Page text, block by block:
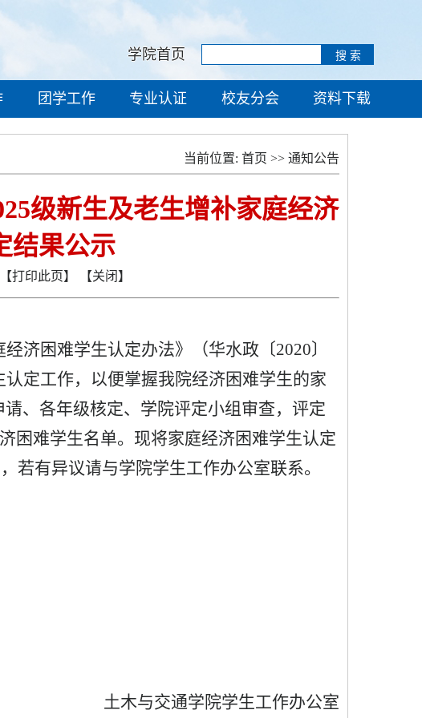
学院首页
团学工作 专业认证 校友分会 资料下载
当前位置: 首页 >> 通知公告
级新生及老生增补家庭经济
结果公示
【打印此页】 【关闭】
济困难学生认定办法》（华水政〔2020〕
定工作，以便掌握我院经济困难学生的家
、各年级核定、学院评定小组审查，评定
困难学生名单。现将家庭经济困难学生认定
，若有异议请与学院学生工作办公室联系。
土木与交通学院学生工作办公室